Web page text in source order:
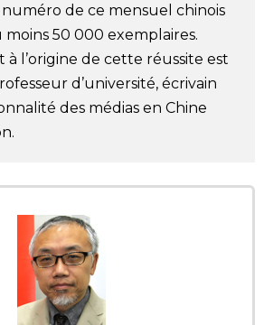
official SNS
de ce mensuel chinois
moins 50 000 exemplaires.
à l’origine de cette réussite est
d’université, écrivain
des médias en Chine